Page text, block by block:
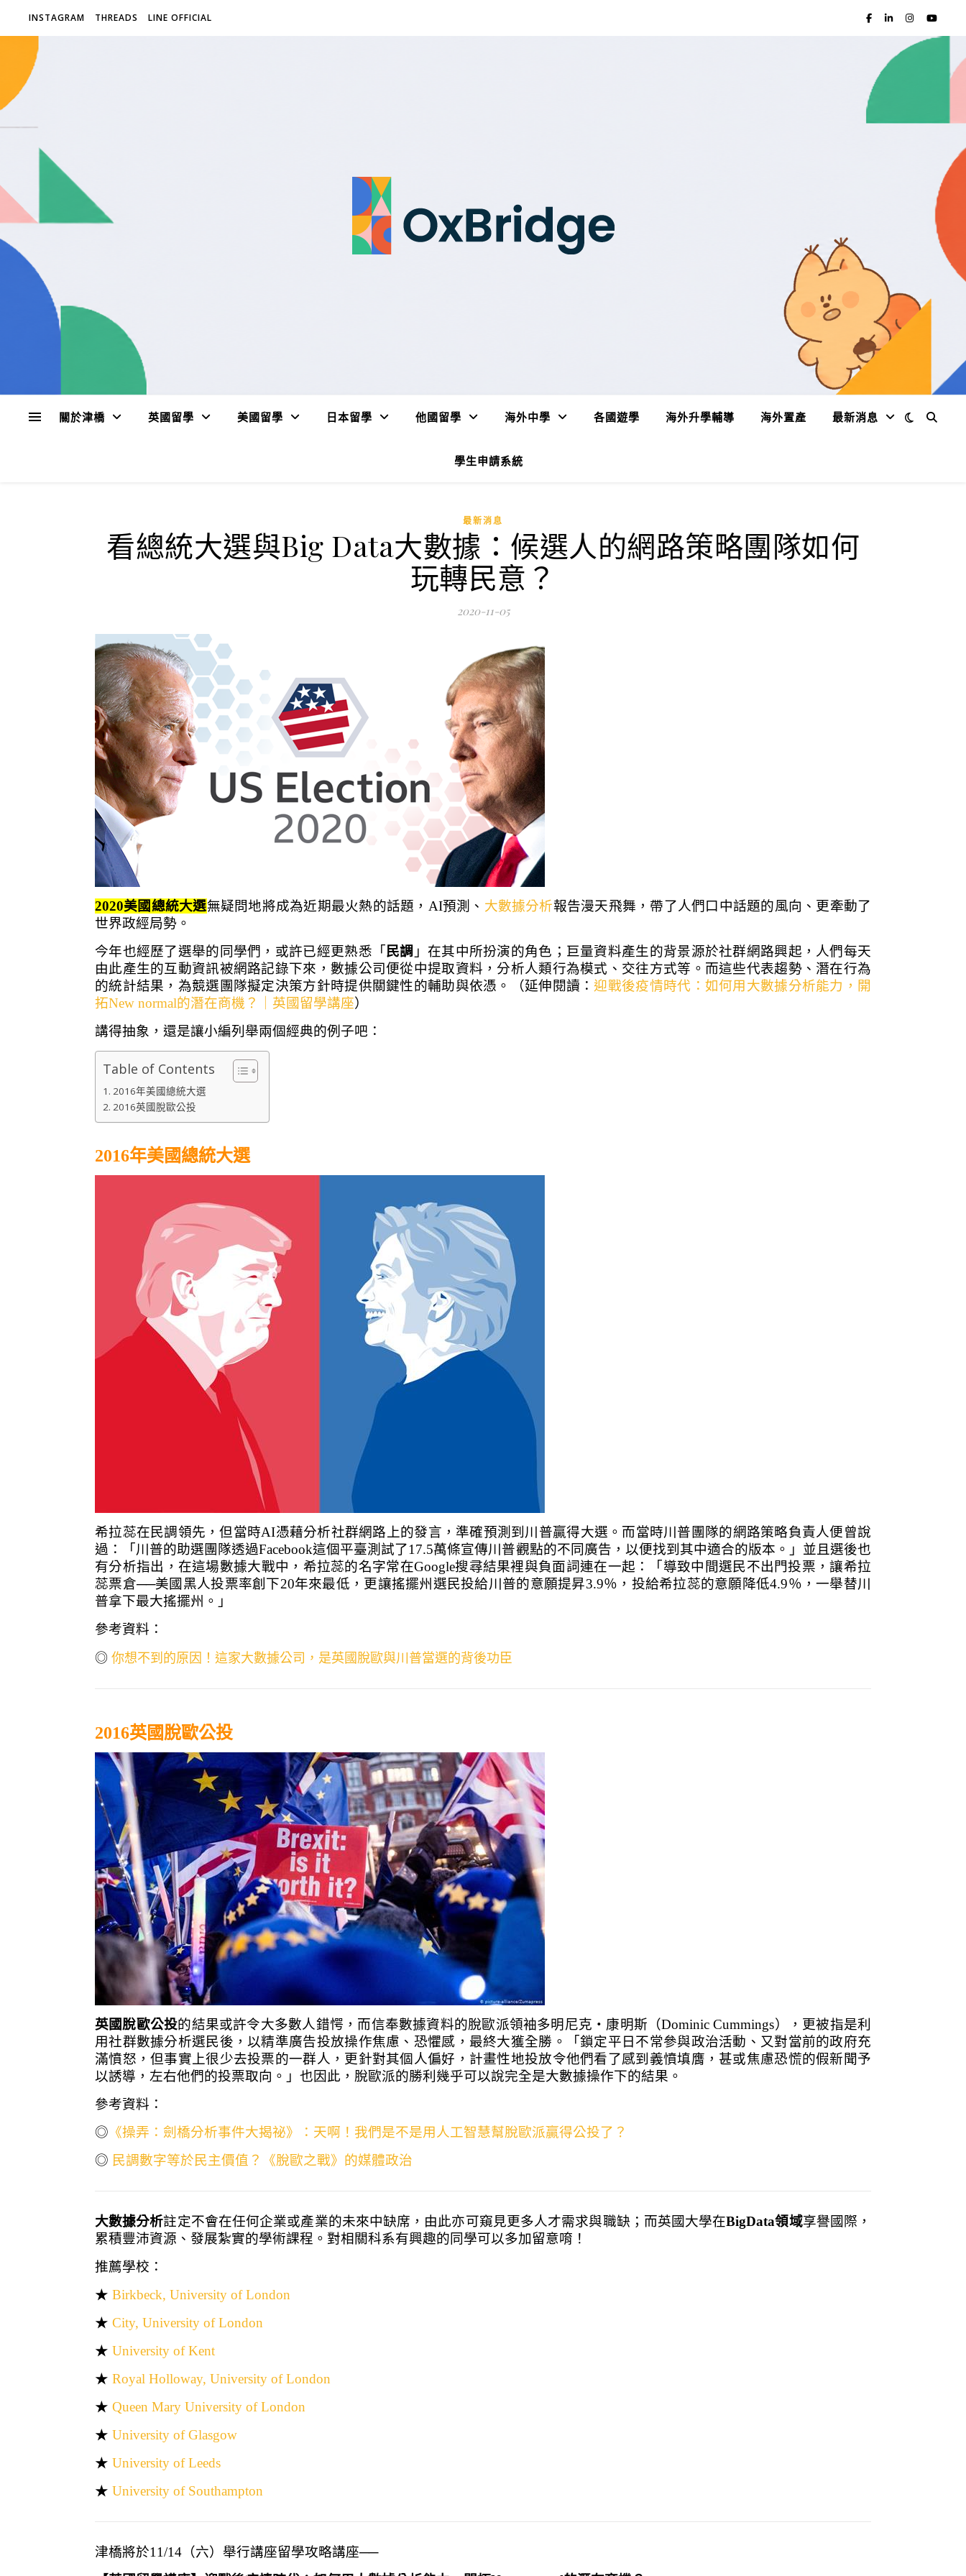
INSTAGRAM THREADS LINE OFFICIAL
關於津橋 英國留學 美國留學 日本留學 他國留學 海外中學 各國遊學 海外升學輔導 海外置產 最新消息
學生申請系統
最新消息
看總統大選與Big Data大數據：候選人的網路策略團隊如何
玩轉民意？
2020-11-05
2020美國總統大選無疑問地將成為近期最火熱的話題，AI預測、 大數據分析報告漫天飛舞，帶了人們口中話題的風向、更牽動了
世界政經局勢。
今年也經歷了選舉的同學們，或許已經更熟悉「 民調 」在其中所扮演的角色；巨量資料產生的背景源於社群網路興起，人們每天
由此產生的互動資訊被網路記錄下來，數據公司便從中提取資料，分析人類行為模式、交往方式等。而這些代表趨勢、潛在行為
的統計結果，為競選團隊擬定決策方針時提供關鍵性的輔助與依憑。
（延伸閱讀：迎戰後疫情時代：如何用大數據分析能力，開
拓New normal的潛在商機？｜英國留學講座）
講得抽象，還是讓小編列舉兩個經典的例子吧：
Table of Contents
2016年美國總統大選
2016英國脫歐公投
2016年美國總統大選
希拉蕊在民調領先，但當時AI憑藉分析社群網路上的發言，準確預測到川普贏得大選。而當時川普團隊的網路策略負責人便曾說
過：「川普的助選團隊透過Facebook這個平臺測試了17.5萬條宣傳川普觀點的不同廣告，以便找到其中適合的版本。」並且選後也
有分析指出，在這場數據大戰中，希拉蕊的名字常在Google搜尋結果裡與負面詞連在一起：「導致中間選民不出門投票，讓希拉
蕊票倉──美國黑人投票率創下20年來最低，更讓搖擺州選民投給川普的意願提昇3.9％，投給希拉蕊的意願降低4.9％，一舉替川
普拿下最大搖擺州。」
參考資料：
◎ 你想不到的原因！這家大數據公司，是英國脫歐與川普當選的背後功臣
2016英國脫歐公投
英國脫歐公投的結果或許令大多數人錯愕，而信奉數據資料的脫歐派領袖多明尼克・康明斯（Dominic Cummings），更被指是利
用社群數據分析選民後，以精準廣告投放操作焦慮、恐懼感，最終大獲全勝。「鎖定平日不常參與政治活動、又對當前的政府充
滿憤怒，但事實上很少去投票的一群人，更針對其個人偏好，計畫性地投放令他們看了感到義憤填膺，甚或焦慮恐慌的假新聞予
以誘導，左右他們的投票取向。」也因此，脫歐派的勝利幾乎可以說完全是大數據操作下的結果。
參考資料：
◎ 《操弄：劍橋分析事件大揭祕》：天啊！我們是不是用人工智慧幫脫歐派贏得公投了？
◎ 民調數字等於民主價值？《脫歐之戰》的媒體政治
大數據分析註定不會在任何企業或產業的未來中缺席，由此亦可窺見更多人才需求與職缺；而英國大學在BigData領域享譽國際，
累積豐沛資源、發展紮實的學術課程。對相關科系有興趣的同學可以多加留意唷！
推薦學校：
★ Birkbeck, University of London
★ City, University of London
★ University of Kent
★ Royal Holloway, University of London
★ Queen Mary University of London
★ University of Glasgow
★ University of Leeds
★ University of Southampton
津橋將於11/14（六）舉行講座留學攻略講座──